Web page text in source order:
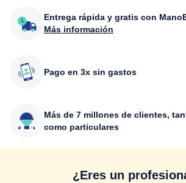
Entrega rápida y gratis con
Más información
Pago en 3x sin gastos
Más de 7 millones de clientes,
como particulares
¿Eres un